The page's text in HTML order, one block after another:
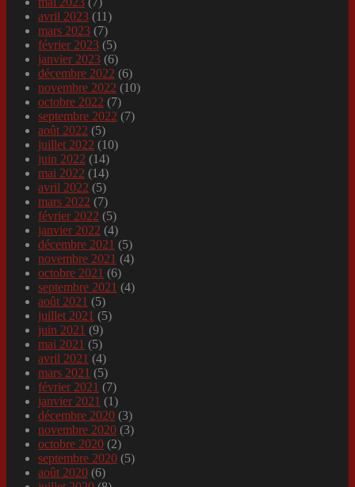
avril 2023 (11)
mars 2023 (7)
février 2023 (5)
janvier 2023 (6)
décembre 2022 (6)
novembre 2022 (10)
octobre 2022 (7)
septembre 2022 (7)
août 2022 (5)
juillet 2022 (10)
juin 2022 (14)
mai 2022 (14)
avril 2022 (5)
mars 2022 (7)
février 2022 (5)
janvier 2022 (4)
décembre 2021 (5)
novembre 2021 (4)
octobre 2021 (6)
septembre 2021 (4)
août 2021 (5)
juillet 2021 (5)
juin 2021 (9)
mai 2021 (5)
avril 2021 (4)
mars 2021 (5)
février 2021 (7)
janvier 2021 (1)
décembre 2020 (3)
novembre 2020 (3)
octobre 2020 (2)
septembre 2020 (5)
août 2020 (6)